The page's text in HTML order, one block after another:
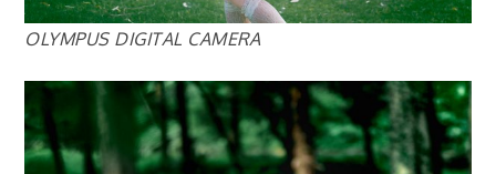
OLYMPUS DIGITAL CAMERA